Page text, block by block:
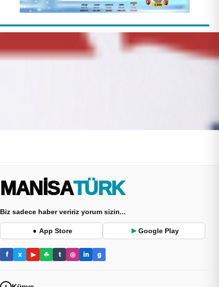
MANİSA TÜRK
Biz sadece haber veririz yorum sizin...
● App Store ▶ Google Play
f x ▶ ☘ t ◎ in g